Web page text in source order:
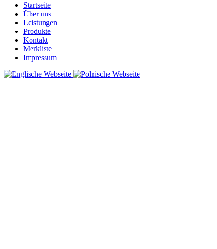
Startseite
Über uns
Leistungen
Produkte
Kontakt
Merkliste
Impressum